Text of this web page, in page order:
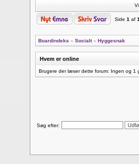
Side 1 af 1
Boardindeks » Socialt» Hyggesnak
Hvem er online
Brugere der læser dette forum: Ingen og 1
Søg efter: